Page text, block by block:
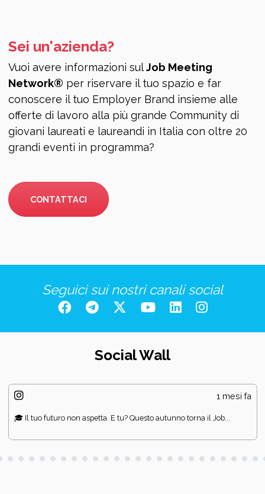
Sei un'azienda?
Vuoi avere informazioni sulJob Meeting
Network® per riservare il tuo spazio e far
conoscere il tuo Employer Brand insieme alle
offerte di lavoro alla più grande Community di
giovani laureati e laureandi in Italia con oltre 20
grandi eventi in programma?
CONTATTACI
Seguici sui nostri canali social
Social Wall
1 mesi fa
🎓 Il tuo futuro non aspetta. E tu? Questo autunno torna il Job...